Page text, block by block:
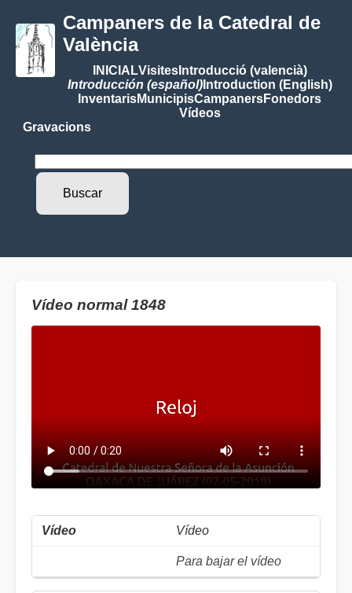
Campaners de la Catedral de
València
INICIALVisitesIntroducció (valencià)
Introducción (español)Introduction (English)
InventarisMunicipisCampanersFonedors
Vídeos
Gravacions
Vídeo normal 1848
Vídeo
Para bajar el vídeo